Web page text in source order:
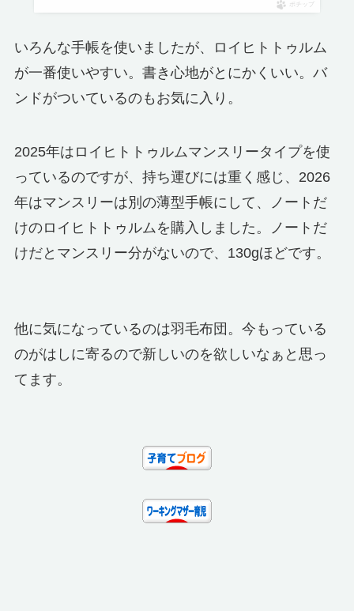
ポチップ
いろんな手帳を使いましたが、ロイヒトトゥルム
が一番使いやすい。書き心地がとにかくいい。バ
ンドがついているのもお気に入り。
2025年はロイヒトトゥルムマンスリータイプを使
っているのですが、持ち運びには重く感じ、2026
年はマンスリーは別の薄型手帳にして、ノートだ
けのロイヒトトゥルムを購入しました。ノートだ
けだとマンスリー分がないので、130gほどです。
他に気になっているのは羽毛布団。今もっている
のがはしに寄るので新しいのを欲しいなぁと思っ
てます。